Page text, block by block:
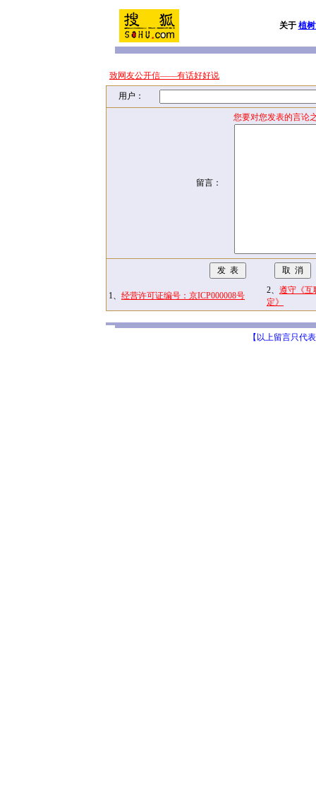
关于 植
致网友公开信——有话好好说
用户：
留言：
您要对您发表的言论
1、 经营许可证编号：京ICP000008号
2、 遵守《互
定》
【以上留言只代